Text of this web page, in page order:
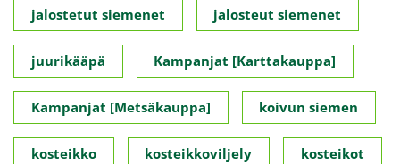
jalostetut siemenet jalosteut siemenet
juurikääpä Kampanjat [Karttakauppa]
Kampanjat [Metsäkauppa] koivun siemen
kosteikko kosteikkoviljely kosteikot